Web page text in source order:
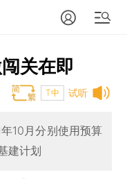
关在即
试听
T中
10月分别使用预算
建计划